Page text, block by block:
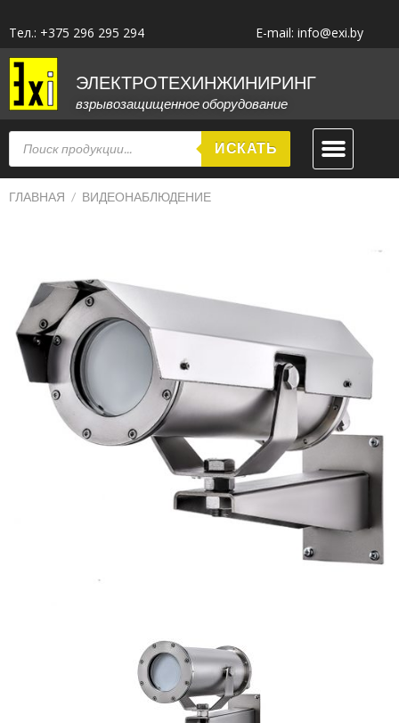
Тел.: +375 296 295 294 E-mail: info@exi.by
ЭЛЕКТРОТЕХИНЖИНИРИНГ
взрывозащищенное оборудование
ИСКАТЬ
ГЛАВНАЯ / ВИДЕОНАБЛЮДЕНИЕ